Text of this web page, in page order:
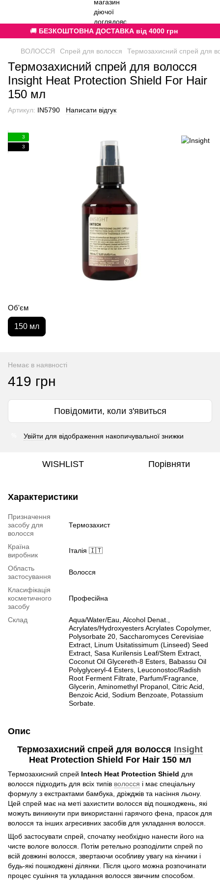
🚚 БЕЗКОШТОВНА ДОСТАВКА від 4000 грн
ВОЛОССЯ Спрей для волосся Термозахисний спрей для
Термозахисний спрей для волосся
Insight Heat Protection Shield For Hair
150 мл
Артикул: IN5790 Написати відгук
3
3
Об'єм
150 мл
Немає в наявності
419 грн
Повідомити, коли з'явиться
Увійти для відображення накопичувальної знижки
WISHLIST Порівняти
Характеристики
Призначення
засобу для
волосся
Термозахист
Країна
виробник
Італія 🇮🇹
Область
застосування
Волосся
Класифікація
косметичного
засобу
Професійна
Склад
Aqua/Water/Eau, Alcohol Denat.,
Acrylates/Hydroxyesters Acrylates Copolymer,
Polysorbate 20, Saccharomyces Cerevisiae
Extract, Linum Usitatissimum (Linseed) Seed
Extract, Sasa Kurilensis Leaf/Stem Extract,
Coconut Oil Glycereth-8 Esters, Babassu Oil
Polyglyceryl-4 Esters, Leuconostoc/Radish
Root Ferment Filtrate, Parfum/Fragrance,
Glycerin, Aminomethyl Propanol, Citric Acid,
Benzoic Acid, Sodium Benzoate, Potassium
Sorbate.
Опис
Термозахисний спрей для волосся Insight
Heat Protection Shield For Hair 150 мл
Термозахисний спрей Intech Heat Protection Shield для
волосся підходить для всіх типів волосся і має спеціальну
формулу з екстрактами бамбука, дріжджів та насіння льону.
Цей спрей має на меті захистити волосся від пошкоджень, які
можуть виникнути при використанні гарячого фена, прасок для
волосся та інших агресивних засобів для укладання волосся.
Щоб застосувати спрей, спочатку необхідно нанести його на
чисте вологе волосся. Потім ретельно розподілити спрей по
всій довжині волосся, звертаючи особливу увагу на кінчики і
будь-які пошкоджені ділянки. Після цього можна розпочинати
процес сушіння та укладання волосся звичним способом.